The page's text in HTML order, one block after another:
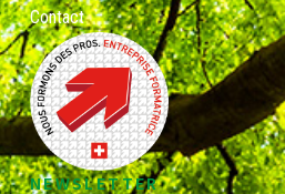
Contact
NEWSLETTER